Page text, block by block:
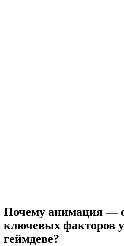
Почему анимация —
ключевых факторов
геймдеве?